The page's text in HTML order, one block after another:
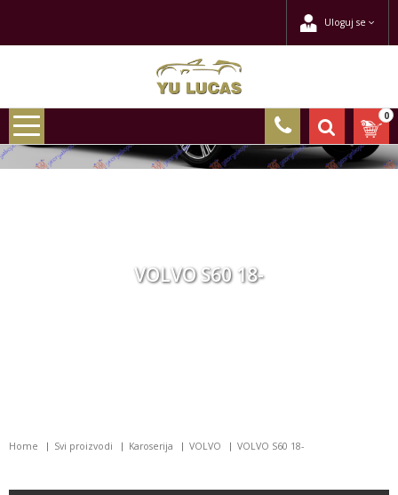
Uloguj se
0
VOLVO S60 18-
Home Svi proizvodi Karoserija VOLVO VOLVO S60 18-